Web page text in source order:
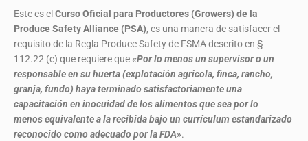
Este es el Curso Oficial para Productores (Growers) de la
Produce Safety Alliance (PSA), es una manera de satisfacer el
requisito de la Regla Produce Safety de FSMA descrito en §
112.22 (c) que requiere que«Por lo menos un supervisor o un
responsable en su huerta (explotación agrícola, finca, rancho,
granja, fundo) haya terminado satisfactoriamente una
capacitación en inocuidad de los alimentos que sea por lo
menos equivalente a la recibida bajo un currículum estandarizado
reconocido como adecuado por la FDA».